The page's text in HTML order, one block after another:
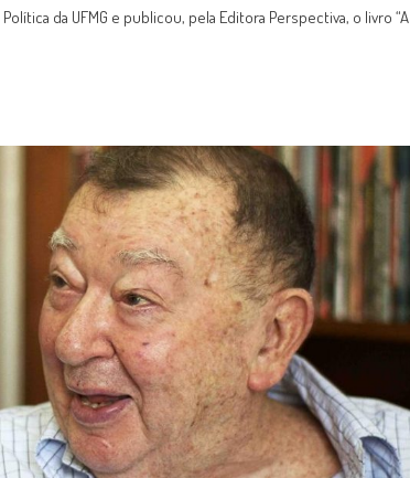
da UFMG e publicou, pela Editora Perspectiva, o livro “A